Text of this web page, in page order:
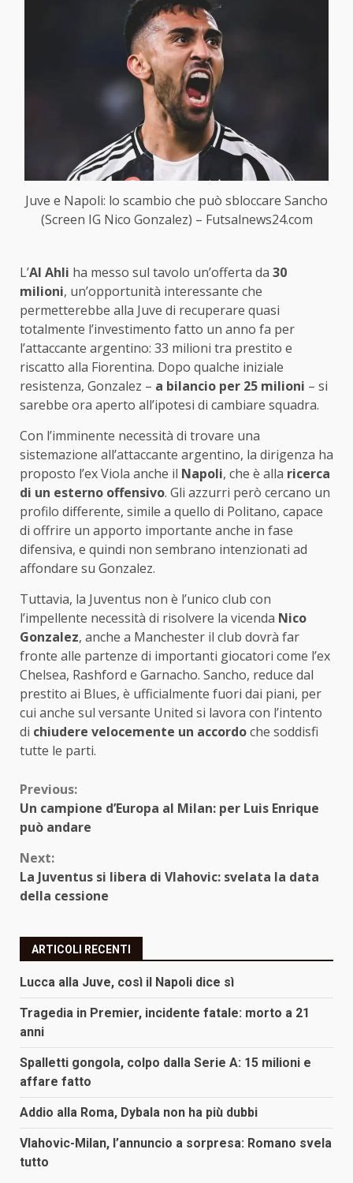
Juve e Napoli: lo scambio che può sbloccare Sancho
(Screen IG Nico Gonzalez) – Futsalnews24.com
L’Al Ahli ha messo sul tavolo un’offerta da 30
milioni, un’opportunità interessante che
permetterebbe alla Juve di recuperare quasi
totalmente l’investimento fatto un anno fa per
l’attaccante argentino: 33 milioni tra prestito e
riscatto alla Fiorentina. Dopo qualche iniziale
resistenza, Gonzalez – a bilancio per 25 milioni – si
sarebbe ora aperto all’ipotesi di cambiare squadra.
Con l’imminente necessità di trovare una
sistemazione all’attaccante argentino, la dirigenza ha
proposto l’ex Viola anche il Napoli, che è alla ricerca
di un esterno offensivo. Gli azzurri però cercano un
profilo differente, simile a quello di Politano, capace
di offrire un apporto importante anche in fase
difensiva, e quindi non sembrano intenzionati ad
affondare su Gonzalez.
Tuttavia, la Juventus non è l’unico club con
l’impellente necessità di risolvere la vicenda Nico
Gonzalez, anche a Manchester il club dovrà far
fronte alle partenze di importanti giocatori come l’ex
Chelsea, Rashford e Garnacho. Sancho, reduce dal
prestito ai Blues, è ufficialmente fuori dai piani, per
cui anche sul versante United si lavora con l’intento
di chiudere velocemente un accordoche soddisfi
tutte le parti.
Continue
Reading
Previous:
Un campione d’Europa al Milan: per Luis Enrique
può andare
Next:
La Juventus si libera di Vlahovic: svelata la data
della cessione
ARTICOLI RECENTI
Lucca alla Juve, così il Napoli dice sì
Tragedia in Premier, incidente fatale: morto a 21
anni
Spalletti gongola, colpo dalla Serie A: 15 milioni e
affare fatto
Addio alla Roma, Dybala non ha più dubbi
Vlahovic-Milan, l’annuncio a sorpresa: Romano svela
tutto